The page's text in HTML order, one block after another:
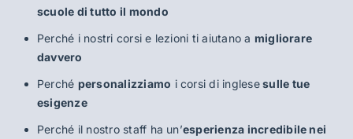
scuole di tutto il mondo
Perché i nostri corsi e lezioni ti aiutano a migliorare
davvero
Perché personalizziamo i corsi di inglesesulle tue
esigenze
Perché il nostro staff ha un’esperienza incredibile nei